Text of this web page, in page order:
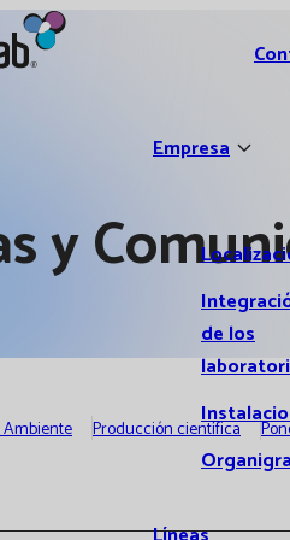
Empresa
de los
y
Ambiente Producción científica